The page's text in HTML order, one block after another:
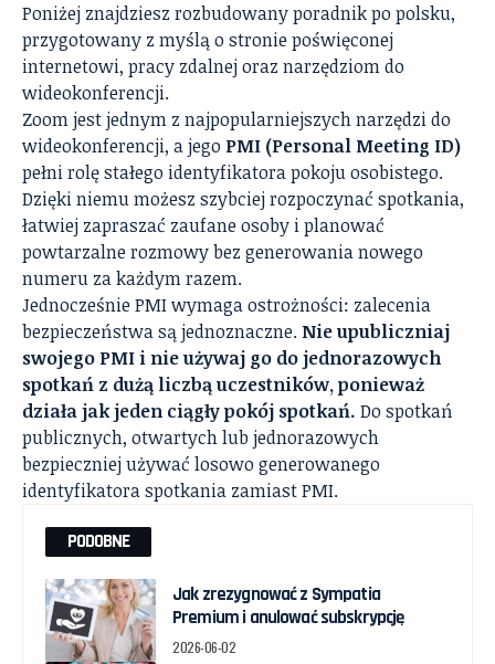
Poniżej znajdziesz rozbudowany poradnik po polsku,
przygotowany z myślą o stronie poświęconej
internetowi, pracy zdalnej oraz narzędziom do
wideokonferencji.
Zoom jest jednym z najpopularniejszych narzędzi do
wideokonferencji, a jego PMI (Personal Meeting ID)
pełni rolę stałego identyfikatora pokoju osobistego.
Dzięki niemu możesz szybciej rozpoczynać spotkania,
łatwiej zapraszać zaufane osoby i planować
powtarzalne rozmowy bez generowania nowego
numeru za każdym razem.
Jednocześnie PMI wymaga ostrożności: zalecenia
bezpieczeństwa są jednoznaczne. Nie upubliczniaj
swojego PMI i nie używaj go do jednorazowych
spotkań z dużą liczbą uczestników, ponieważ
działa jak jeden ciągły pokój spotkań. Do spotkań
publicznych, otwartych lub jednorazowych
bezpieczniej używać losowo generowanego
identyfikatora spotkania zamiast PMI.
PODOBNE
Jak zrezygnować z Sympatia
Premium i anulować subskrypcję
2026-06-02